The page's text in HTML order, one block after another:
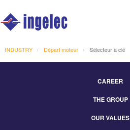
INDUSTRY Départ moteur Sélecteur à clé
CAREER
THE GROUP
OUR VALUES